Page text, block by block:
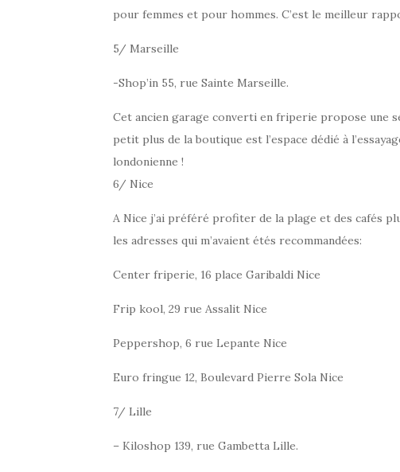
pour femmes et pour hommes. C’est le meilleur
5/ Marseille
-Shop’in 55, rue Sainte Marseille.
Cet ancien garage converti en friperie propose une
petit plus de la boutique est l’espace dédié à
londonienne !
6/ Nice
A Nice j’ai préféré profiter de la plage et des cafés
les adresses qui m’avaient étés recommandées:
Center friperie, 16 place Garibaldi Nice
Frip kool, 29 rue Assalit Nice
Peppershop, 6 rue Lepante Nice
Euro fringue 12, Boulevard Pierre Sola Nice
7/ Lille
– Kiloshop 139, rue Gambetta Lille.